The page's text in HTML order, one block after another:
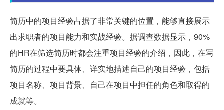
简历中的项目经验占据了非常关键的位置，能够直接展示
出求职者的项目能力和实战经验。据调查数据显示，90%
的HR在筛选简历时都会注重项目经验的介绍，因此，在写
简历的过程中要具体、详实地描述自己的项目经验，包括
项目名称、项目背景、自己在项目中担任的角色和取得的
成就等。